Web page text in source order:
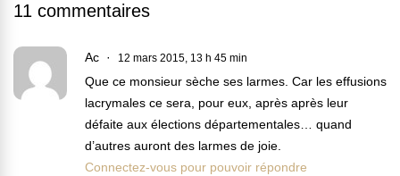
11 commentaires
Ac 12 mars 2015, 13 h 45 min
Que ce monsieur sèche ses larmes. Car les effusions
lacrymales ce sera, pour eux, après après leur
défaite aux élections départementales… quand
d’autres auront des larmes de joie.
Connectez-vous pour pouvoir répondre